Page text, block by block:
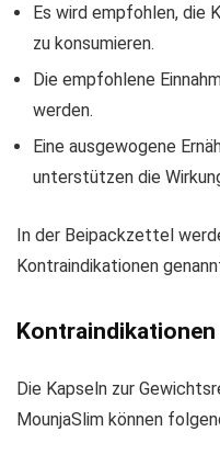
Es wird empfohlen, die
zu konsumieren.
Die empfohlene
werden.
Eine ausgewogene
unterstützen die
In der Beipackzettel
Kontraindikationen
Kontraindikationen
Die Kapseln zur
MounjaSlim können